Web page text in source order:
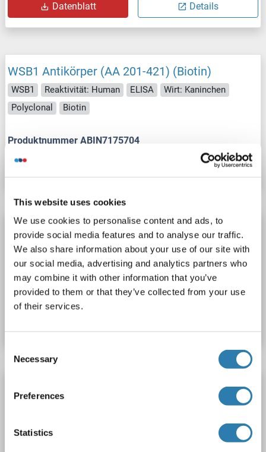
This website uses cookies
We use cookies to personalise content and ads, to
provide social media features and to analyse our traffic.
We also share information about your use of our site with
our social media, advertising and analytics partners who
may combine it with other information that you’ve
provided to them or that they’ve collected from your use
of their services.
Selection
Necessary
Preferences
Statistics
Datenblatt Details
WSB1 Antikörper (AA 201-421) (Biotin)
WSB1 Reaktivität: Human ELISA
Wirt: Kaninchen
Polyclonal
Biotin
Produktnummer ABIN7175704
Details
WSB1 Antikörper (N-Term)
WSB1 Reaktivität: Human
WB, ELISA, IF, IHC (p)
Wirt: Kaninchen
Polyclonal unconjugated
Produktnummer ABIN6992130
WB